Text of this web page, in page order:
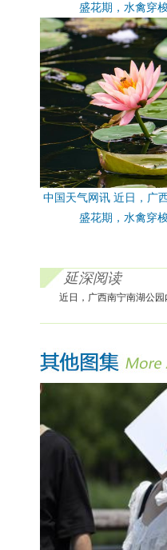
盛花期，水禽穿
中国天气网讯 近日，广
盛花期，水禽穿
延深阅读
近日，广西南宁南湖公